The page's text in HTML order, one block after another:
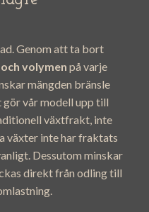
Genom att ta bort
volymen på varje
mängden bränsle
vår modell upp till
växtfrakt, inte
växter inte har fraktats
Dessutom minskar
direkt från odling till